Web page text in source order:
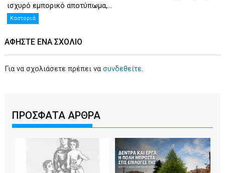
ισχυρό εμπορικό αποτύπωμα,...
Καστοριά
ΑΦΉΣΤΕ ΕΝΑ ΣΧΌΛΙΟ
Για να σχολιάσετε πρέπει νασυνδεθείτε
ΠΡΟΣΦΑΤΑ ΑΡΘΡΑ